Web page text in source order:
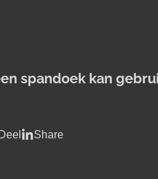
spandoek kan
Deel Share